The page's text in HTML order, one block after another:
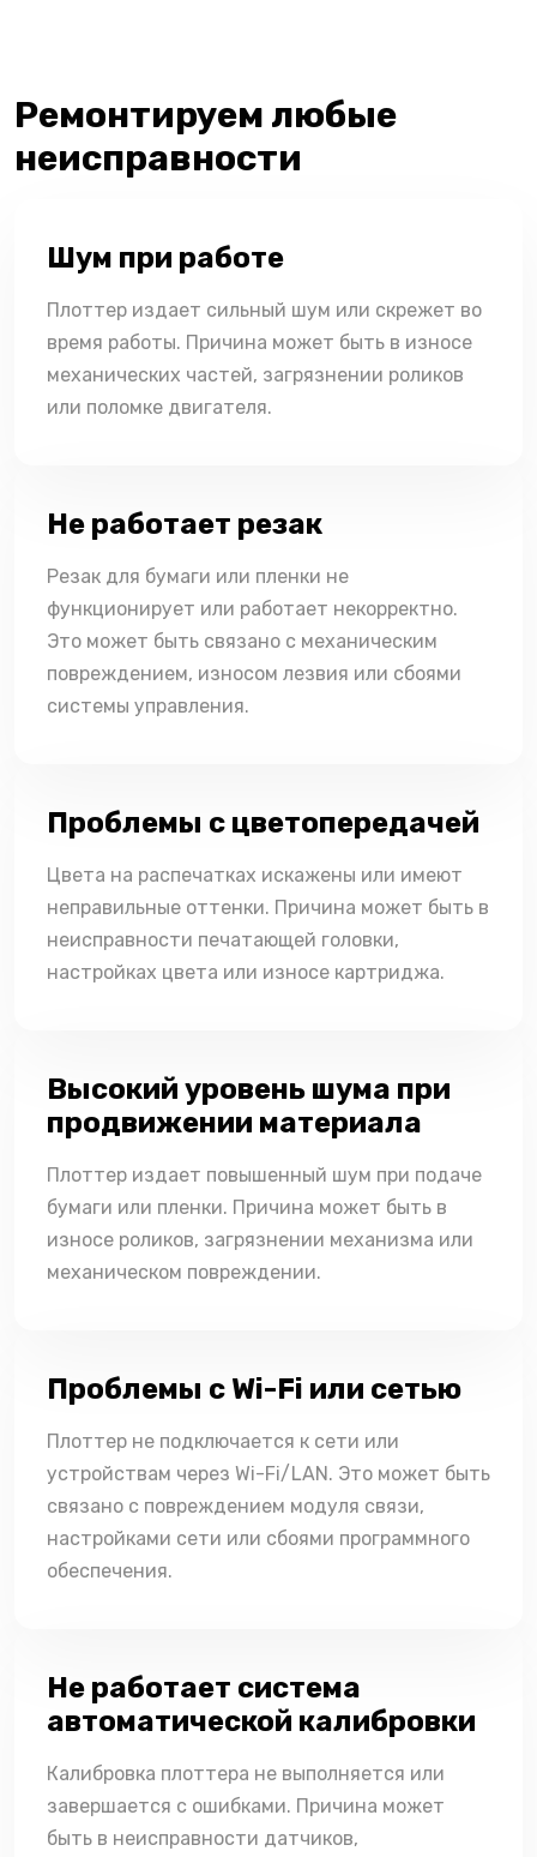
Ремонтируем любые
неисправности
Шум при работе
Плоттер издает сильный шум или скрежет во
время работы. Причина может быть в износе
механических частей, загрязнении роликов
или поломке двигателя.
Не работает резак
Резак для бумаги или пленки не
функционирует или работает некорректно.
Это может быть связано с механическим
повреждением, износом лезвия или сбоями
системы управления.
Проблемы с цветопередачей
Цвета на распечатках искажены или имеют
неправильные оттенки. Причина может быть в
неисправности печатающей головки,
настройках цвета или износе картриджа.
Высокий уровень шума при
продвижении материала
Плоттер издает повышенный шум при подаче
бумаги или пленки. Причина может быть в
износе роликов, загрязнении механизма или
механическом повреждении.
Проблемы с Wi-Fi или сетью
Плоттер не подключается к сети или
устройствам через Wi-Fi/LAN. Это может быть
связано с повреждением модуля связи,
настройками сети или сбоями программного
обеспечения.
Не работает система
автоматической калибровки
Калибровка плоттера не выполняется или
завершается с ошибками. Причина может
быть в неисправности датчиков,